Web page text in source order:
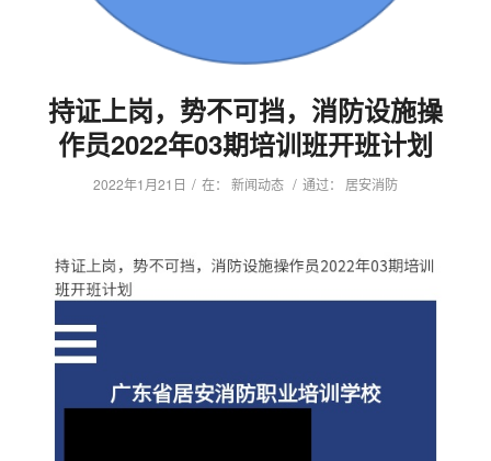
持证上岗，势不可挡，消防设施操
作员2022年03期培训班开班计划
2022年1月21日 / 在： 新闻动态 / 通过： 居安消防